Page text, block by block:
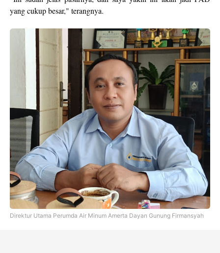
yang cukup besar," terangnya.
Direktur Utama Perumda Air Minum Amerta Dayan Gunung Firmansyah